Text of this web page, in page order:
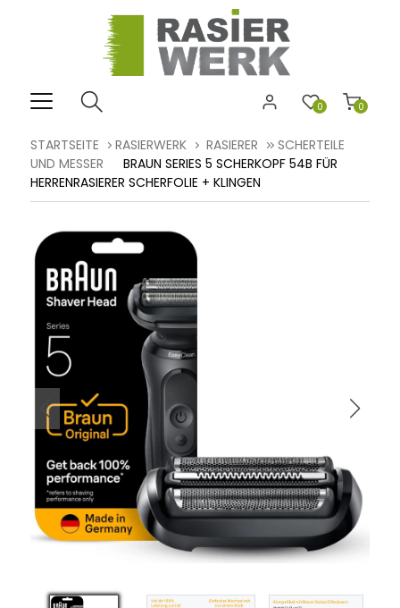
0
0
STARTSEITE RASIERWERK RASIERER
SCHERTEILE
UND MESSER
BRAUN SERIES 5 SCHERKOPF 54B FÜR
HERRENRASIERER SCHERFOLIE + KLINGEN